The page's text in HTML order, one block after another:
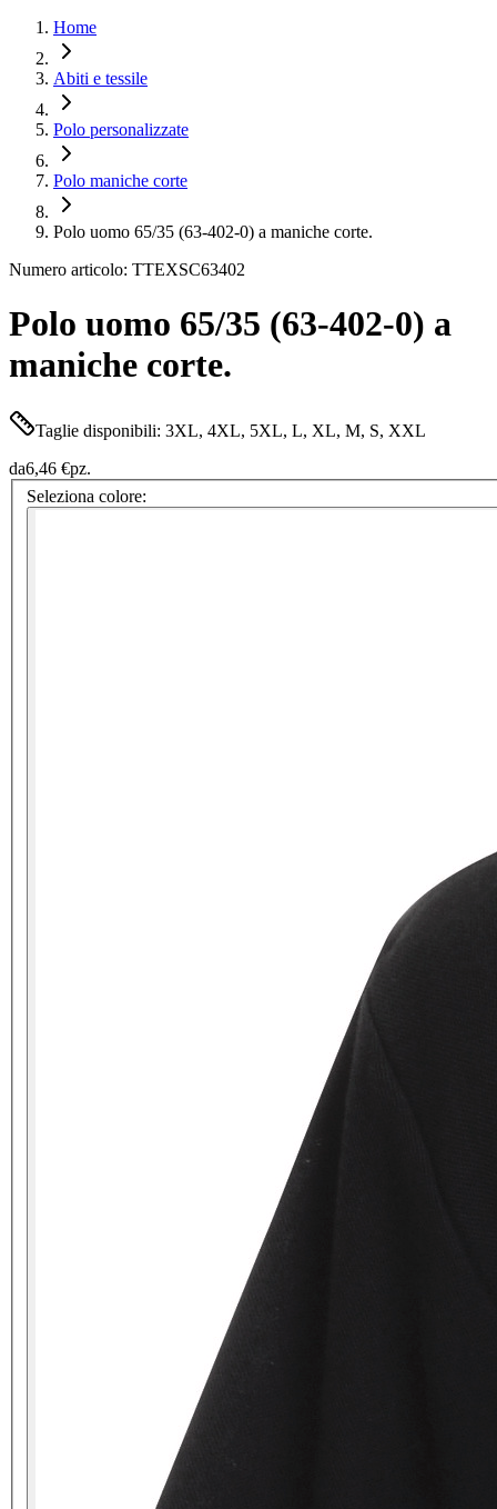
Home
Abiti e tessile
Polo personalizzate
Polo maniche corte
Polo uomo 65/35 (63-402-0) a maniche corte.
Numero articolo: TTEXSC63402
Polo uomo 65/35 (63-402-0) a
maniche corte.
Taglie disponibili: 3XL, 4XL, 5XL, L, XL, M, S, XXL
da6,46 €pz.
Seleziona colore: